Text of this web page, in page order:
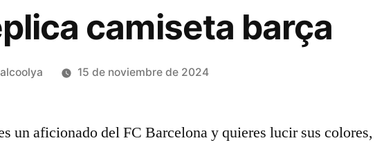
camiseta barça
15 de noviembre de 2024
un aficionado del FC Barcelona y quieres lucir sus colores,